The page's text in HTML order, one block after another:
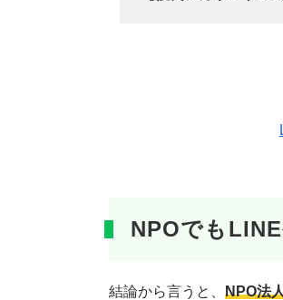
NPOでも
結論から言うと、 NPO法